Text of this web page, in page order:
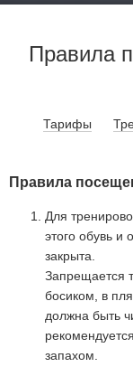
Правила
Тарифы
Правила
Для
этого обувь и
закрыта.
Запрещается
босиком, в
должна быть
запахом.